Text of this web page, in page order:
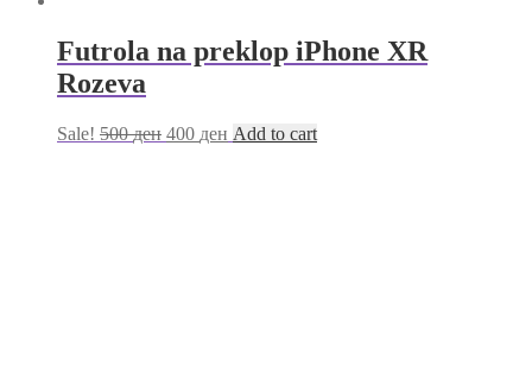
Futrola na preklop iPhone XR
Rozeva
Sale! 500ден 400 ден Add to cart